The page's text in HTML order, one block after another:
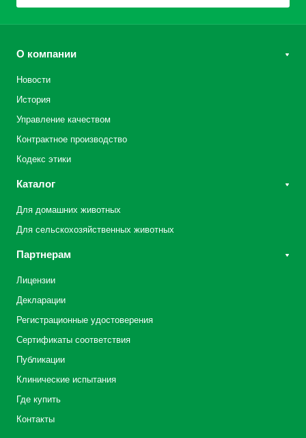
О компании
Новости
История
Управление качеством
Контрактное производство
Кодекс этики
Каталог
Для домашних животных
Для сельскохозяйственных животных
Партнерам
Лицензии
Декларации
Регистрационные удостоверения
Сертификаты соответствия
Публикации
Клинические испытания
Где купить
Контакты